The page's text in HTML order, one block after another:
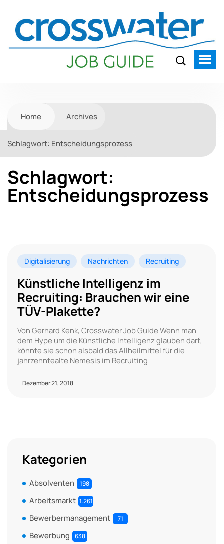
Home Archives
Schlagwort: Entscheidungsprozess
Schlagwort:
Entscheidungsprozess
Digitalisierung Nachrichten Recruiting
Künstliche Intelligenz im
Recruiting: Brauchen wir eine
TÜV-Plakette?
Von Gerhard Kenk, Crosswater Job Guide Wenn man
dem Hype um die Künstliche Intelligenz glauben darf,
könnte sie schon alsbald das Allheilmittel für die
jahrzehntealte Nemesis im Recruiting
Dezember 21, 2018
Kategorien
Absolventen 198
Arbeitsmarkt 1.261
Bewerbermanagement 71
Bewerbung 638